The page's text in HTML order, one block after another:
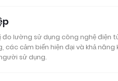
lường sử dụng công nghệ điện
các cảm biến hiện đại và khả
sử dụng.